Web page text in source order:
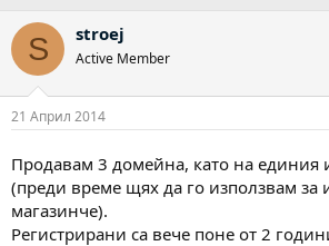
т
о
ч
а
л
а
д
т
а
S stroej
Active Member
21 Април 2014
Продавам 3 домейна, като на единия
(преди време щях да го използвам за
магазинче).
Регистрирани са вече поне от 2